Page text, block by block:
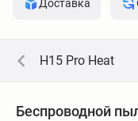
Доставка
H15 Pro Heat
Беспроводной